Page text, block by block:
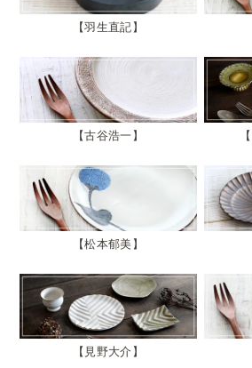
羽生直記
古谷浩一
松本郁美
見野大介